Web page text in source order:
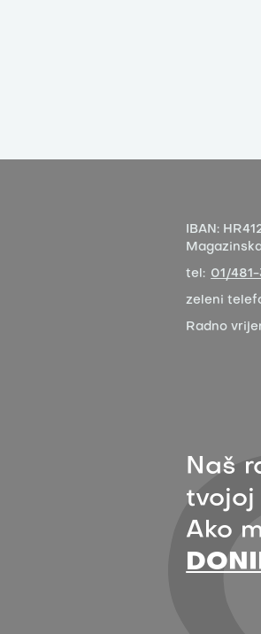
IBAN:
tel: 01/
zeleni
Radno
Naš
tvojoj
Ako